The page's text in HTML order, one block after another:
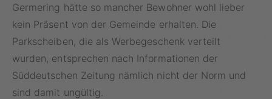
Germering hätte so mancher Bewohner wohl lieber
kein Präsent von der Gemeinde erhalten. Die
Parkscheiben, die als Werbegeschenk verteilt
wurden, entsprechen nach Informationen der
Süddeutschen Zeitung nämlich nicht der Norm und
sind damit ungültig.